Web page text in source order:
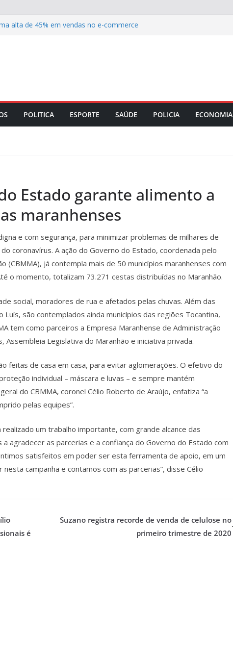
alta de 45% em vendas no e-commerce
na comarca de Loreto nesta sexta-feira,
estratégias de adestramento positivo e
ambientePOLITICA ESPORTE SAÚDE POLICIA ECONOMIA
Estado garante alimento a
maranhenses
e com segurança, para minimizar problemas de milhares de
coronavírus. A ação do Governo do Estado, coordenada pelo
(CBMMA), já contempla mais de 50 municípios maranhenses com
o momento, totalizam 73.271 cestas distribuídas no Maranhão.
social, moradores de rua e afetados pelas chuvas. Além das
são contemplados ainda municípios das regiões Tocantina,
tem como parceiros a Empresa Maranhense de Administração
Assembleia Legislativa do Maranhão e iniciativa privada.
feitas de casa em casa, para evitar aglomerações. O efetivo do
individual – máscara e luvas – e sempre mantém
do CBMMA, coronel Célio Roberto de Araújo, enfatiza “a
pelas equipes”.
um trabalho importante, com grande alcance das
a agradecer as parcerias e a confiança do Governo do Estado com
satisfeitos em poder ser esta ferramenta de apoio, em um
campanha e contamos com as parcerias”, disse Célio
é
Suzano registra recorde de venda de celulose no
primeiro trimestre de 2020